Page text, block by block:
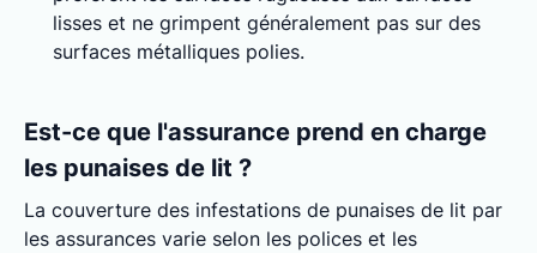
lisses et ne grimpent généralement pas sur des
surfaces métalliques polies.
Est-ce que l'assurance prend en charge
les punaises de lit ?
La couverture des infestations de punaises de lit par
les assurances varie selon les polices et les